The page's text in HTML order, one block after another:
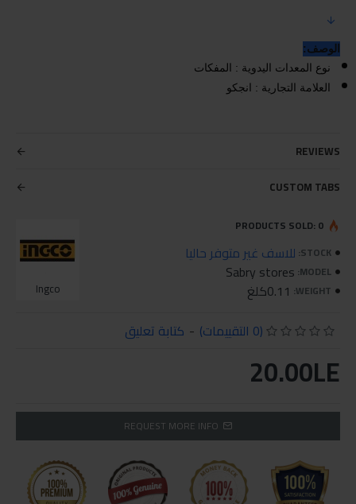
الوصف:
نوع المعدات اليدوية : المفكات
العلامة التجارية : انجكو
REVIEWS
CUSTOM TABS
STOCK: للاسف غير متوفر حاليا
MODEL:
Sabry stores
WEIGHT: 0.11كلغ Ingco
PRODUCTS SOLD: 0
(0 التقييمات) - كتابة تعليق
20.00LE
REQUEST MORE INFO